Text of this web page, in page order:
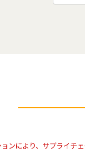
ンにより、サプライチ